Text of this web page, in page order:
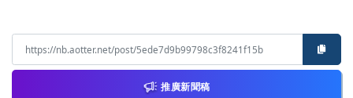
推廣新聞稿